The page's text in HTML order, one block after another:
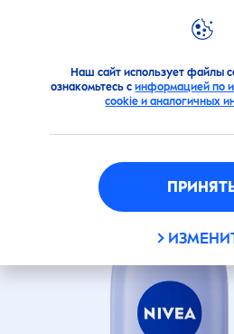
Наш сайт использует файлы
ознакомьтесь синформацией по
cookie и аналогичных
Продукты Для тела
МОЛОЧКО
"НЕЖНАЯ